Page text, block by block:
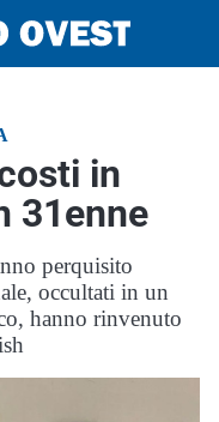
in
31enne
perquisito
occultati in un
hanno rinvenuto